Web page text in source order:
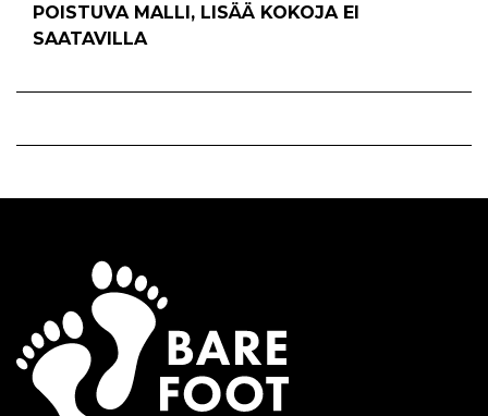
POISTUVA MALLI, LISÄÄ KOKOJA EI
SAATAVILLA